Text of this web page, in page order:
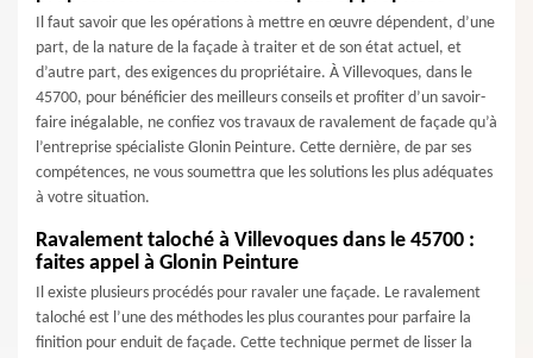
Il faut savoir que les opérations à mettre en œuvre dépendent, d’une
part, de la nature de la façade à traiter et de son état actuel, et
d’autre part, des exigences du propriétaire. À Villevoques, dans le
45700, pour bénéficier des meilleurs conseils et profiter d’un savoir-
faire inégalable, ne confiez vos travaux de ravalement de façade qu’à
l’entreprise spécialiste Glonin Peinture. Cette dernière, de par ses
compétences, ne vous soumettra que les solutions les plus adéquates
à votre situation.
Ravalement taloché à Villevoques dans le 45700 :
faites appel à Glonin Peinture
Il existe plusieurs procédés pour ravaler une façade. Le ravalement
taloché est l’une des méthodes les plus courantes pour parfaire la
finition pour enduit de façade. Cette technique permet de lisser la